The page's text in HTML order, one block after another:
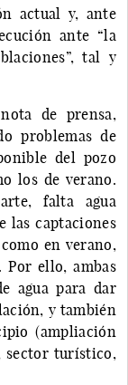
actual y, ante
ante “la
tal y
de prensa,
problemas de
del pozo
los de verano.
falta agua
las captaciones
en verano,
Por ello, ambas
agua para dar
y también
(ampliación
sector turístico,